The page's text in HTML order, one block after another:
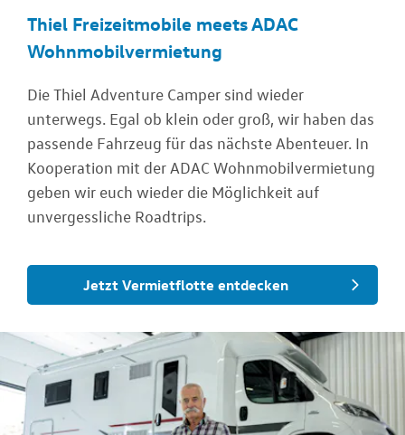
Thiel Freizeitmobile meets ADAC
Wohnmobilvermietung
Die Thiel Adventure Camper sind wieder
unterwegs. Egal ob klein oder groß, wir haben das
passende Fahrzeug für das nächste Abenteuer. In
Kooperation mit der ADAC Wohnmobilvermietung
geben wir euch wieder die Möglichkeit auf
unvergessliche Roadtrips.
Jetzt Vermietflotte entdecken